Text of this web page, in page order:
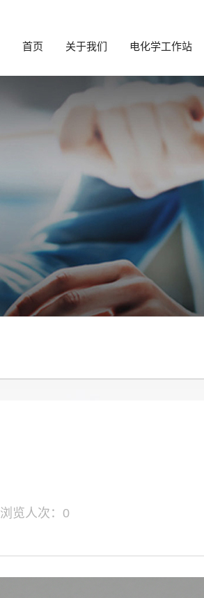
首页 关于我们 电化学工作站
浏览人次： 0